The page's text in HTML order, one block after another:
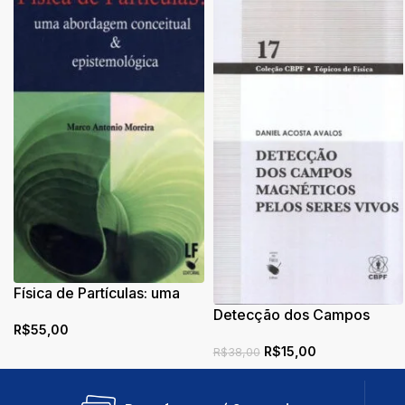
Física de Partículas: uma
epistemológica
R$55,00
Detecção dos Campos
Vivos
R$38,00 R$15,00